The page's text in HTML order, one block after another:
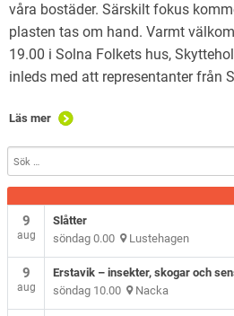
våra bostäder. Särskilt fokus
plasten tas om hand. Varmt
19.00 i Solna Folkets hus,
inleds med att representanter från
Läs mer
9
aug
Slåtter
söndag 0.00 Lustehagen
9
aug
Erstavik – insekter, skogar och
söndag 10.00 Nacka